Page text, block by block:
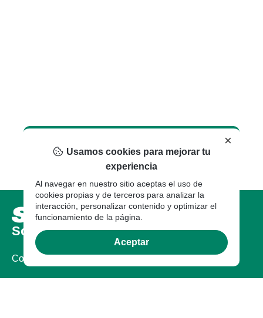
Sobre nosotros
Compañia
×
Usamos cookies para mejorar tu
experiencia
Al navegar en nuestro sitio aceptas el uso de
cookies propias y de terceros para analizar la
interacción, personalizar contenido y optimizar el
funcionamiento de la página.
Aceptar